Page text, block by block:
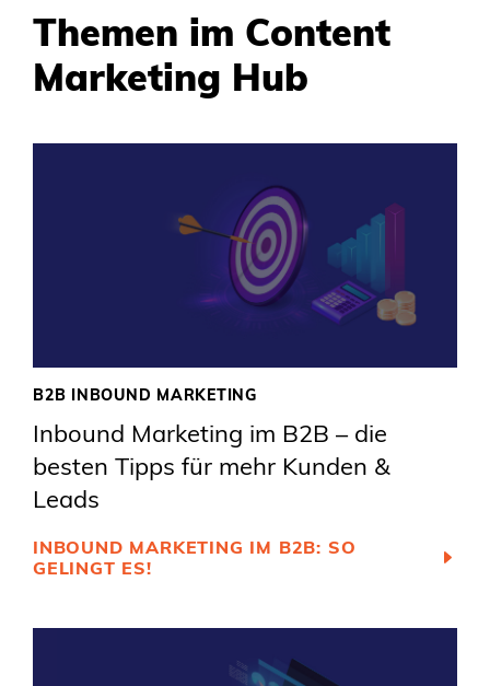
Themen im Content
Marketing Hub
B2B INBOUND MARKETING
Inbound Marketing im B2B – die
besten Tipps für mehr Kunden &
Leads
INBOUND MARKETING IM B2B: SO
GELINGT ES!